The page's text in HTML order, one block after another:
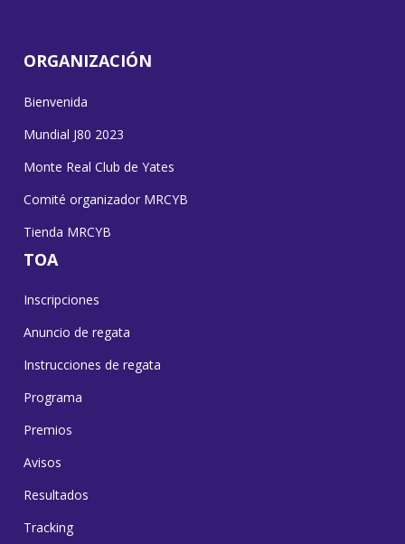
ORGANIZACIÓN
Bienvenida
Mundial J80 2023
Monte Real Club de Yates
Comité organizador MRCYB
Tienda MRCYB
TOA
Inscripciones
Anuncio de regata
Instrucciones de regata
Programa
Premios
Avisos
Resultados
Tracking